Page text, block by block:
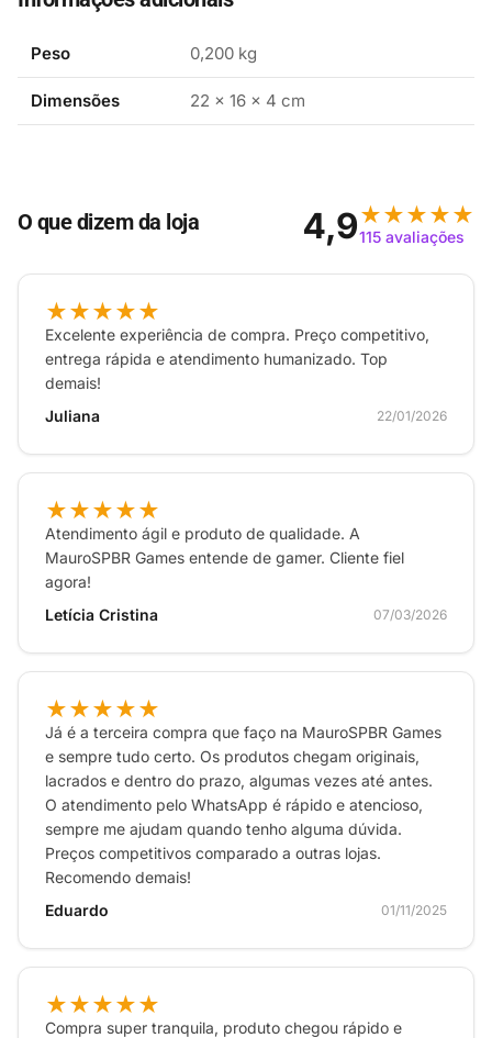
dimensões de 12 cm de altura e 2 cm de largura,
tornando-o uma adição discreta ao seu setup. A
segurança da sua conexão é garantida com suporte a
múltiplos protocolos, incluindo WPA3, proporcionando
tranquilidade ao navegar.
dependem de uma conexão robusta, este adaptador é
a escolha perfeita para elevar sua experiência online.
Peso 0,200 kg
Dimensões 22 × 16 × 4 cm
O que dizem da loja 4,9★★★★★
115 avaliações
★★★★★
Excelente experiência de compra. Preço competitivo,
entrega rápida e atendimento humanizado. Top
demais!
Juliana
22/01/2026
★★★★★
Atendimento ágil e produto de qualidade. A
MauroSPBR Games entende de gamer. Cliente fiel
agora!
Letícia Cristina
07/03/2026
★★★★★
Já é a terceira compra que faço na MauroSPBR Games
e sempre tudo certo. Os produtos chegam originais,
lacrados e dentro do prazo, algumas vezes até antes.
O atendimento pelo WhatsApp é rápido e atencioso,
sempre me ajudam quando tenho alguma dúvida.
Preços competitivos comparado a outras lojas.
Recomendo demais!
Eduardo
01/11/2025
★★★★★
Compra super tranquila, produto chegou rápido e